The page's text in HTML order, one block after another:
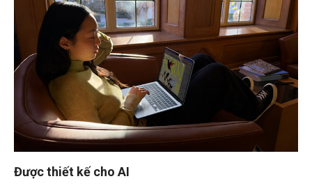
Được thiết kế cho AI